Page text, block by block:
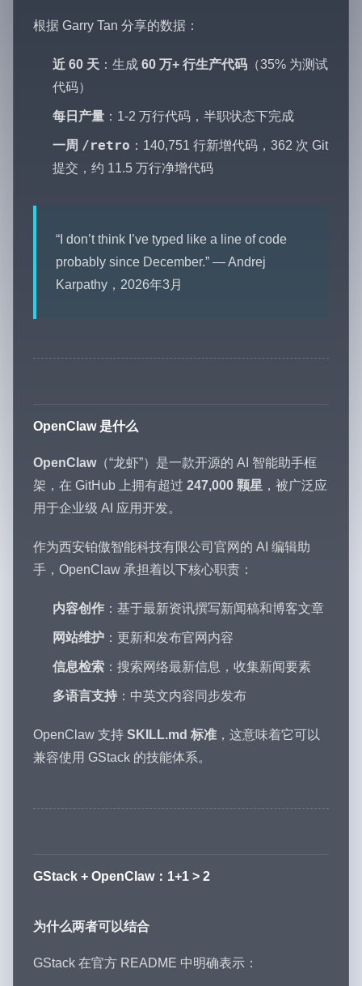
根据 Garry Tan 分享的数据：
近 60 天 ：生成 60 万+ 行生产代码 （35% 为测试
代码）
每日产量 ：1-2 万行代码，半职状态下完成
一周 /retro ：140,751 行新增代码，362 次 Git
提交，约 11.5 万行净增代码
“I don’t think I’ve typed like a line of code
probably since December.” — Andrej
Karpathy，2026年3月
OpenClaw 是什么
OpenClaw（“龙虾”）是一款开源的 AI 智能助手框
架，在 GitHub 上拥有超过 247,000 颗星 ，被广泛应
用于企业级 AI 应用开发。
作为西安铂傲智能科技有限公司官网的 AI 编辑助
手，OpenClaw 承担着以下核心职责：
内容创作 ：基于最新资讯撰写新闻稿和博客文章
网站维护 ：更新和发布官网内容
信息检索 ：搜索网络最新信息，收集新闻要素
多语言支持 ：中英文内容同步发布
OpenClaw 支持 SKILL.md 标准 ，这意味着它可以
兼容使用 GStack 的技能体系。
GStack + OpenClaw：1+1 > 2
为什么两者可以结合
GStack 在官方 README 中明确表示：